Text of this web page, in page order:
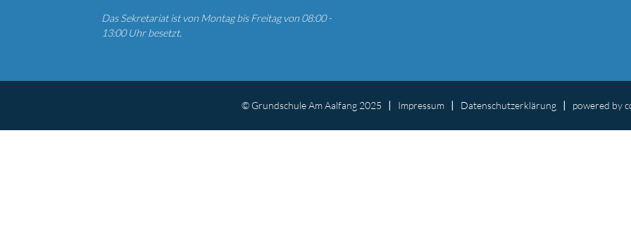
Das Sekretariat ist von Montag bis Freitag von 08:00 -
13:00 Uhr besetzt.
© Grundschule Am Aalfang 2025 Impressum Datenschutzerklärung powered by